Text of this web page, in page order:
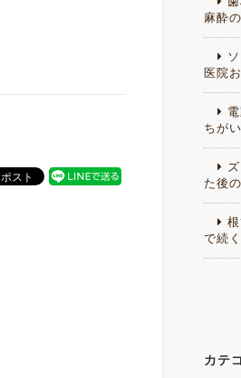
麻酔
医院
ちが
た後
で続
カテ